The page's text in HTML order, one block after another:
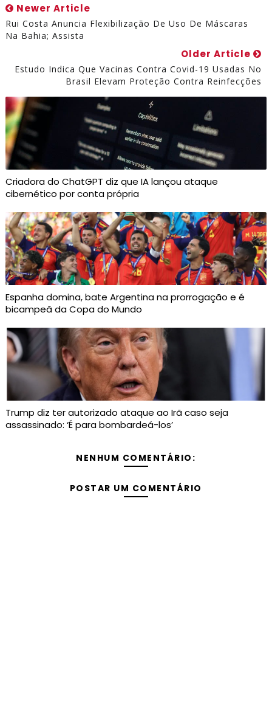
Newer Article
Rui Costa Anuncia Flexibilização De Uso De Máscaras
Na Bahia; Assista
Older Article
Estudo Indica Que Vacinas Contra Covid-19 Usadas No
Brasil Elevam Proteção Contra Reinfecções
Criadora do ChatGPT diz que IA lançou ataque
cibernético por conta própria
Espanha domina, bate Argentina na prorrogação e é
bicampeã da Copa do Mundo
Trump diz ter autorizado ataque ao Irã caso seja
assassinado: ‘É para bombardeá-los’
NENHUM COMENTÁRIO:
POSTAR UM COMENTÁRIO